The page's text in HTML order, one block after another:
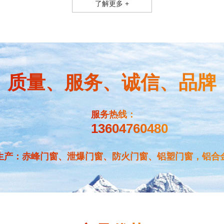
了解更多 +
质量、服务、诚信、品牌
服务热线：
13604760480
产：赤峰门窗、泄爆门窗、防火门窗、铝塑门窗，铝合